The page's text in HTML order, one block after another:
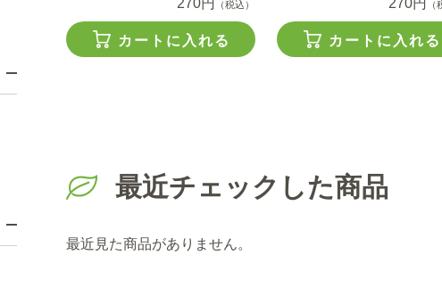
270円
（税込）
カートに入れる
270円
（
カートに入れる
最近チェックした商品
最近見た商品がありません。